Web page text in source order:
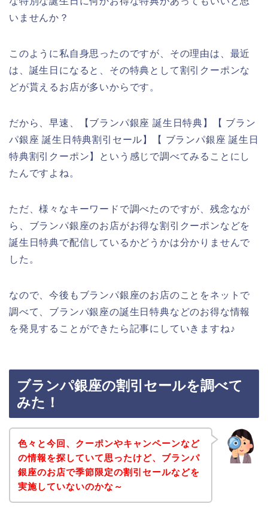
いませんか？
このように私自身思ったのですが、その理由は、最近
は、誕生日になると、その特典として割引クーポンな
どが貰えるお店が多いからです。
だから、早速、【ブランパ銀座 誕生日特典】【 ブラン
パ銀座 誕生日特典割引セール】【 ブランパ銀座 誕生日
特典割引クーポン】という感じで調べてみることにし
たんですよね。
ただ、様々なキーワードで調べたのですが、残念なが
ら、ブランパ銀座のお店がお得な割引クーポンなどを
誕生日特典で配信しているかどうかは分かりませんで
した。
なので、今後もブランパ銀座のお店のことをネットで
調べて、ブランパ銀座の誕生日特典などのお得な情報
を発見することができたら記事にしていきますね♪
ブランパ銀座の割引セールを調べて
みた！
色々と今回、クーポンやキャンペーンなど
の情報を探していて思ったけど、ブランパ
銀座のお店で季節限定の割引セールなどを
実施していないのかな～